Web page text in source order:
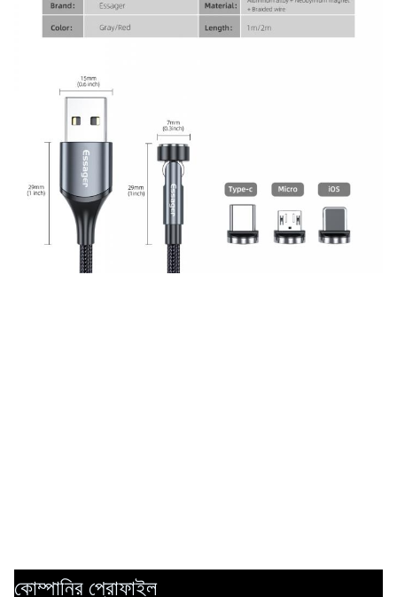
কোম্পানির প্রোফাইল